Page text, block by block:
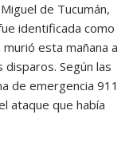
de Tucumán,
identificada como
esta mañana a
Según las
de emergencia 911
ataque que había